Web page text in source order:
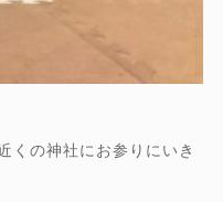
くの神社にお参りにいき